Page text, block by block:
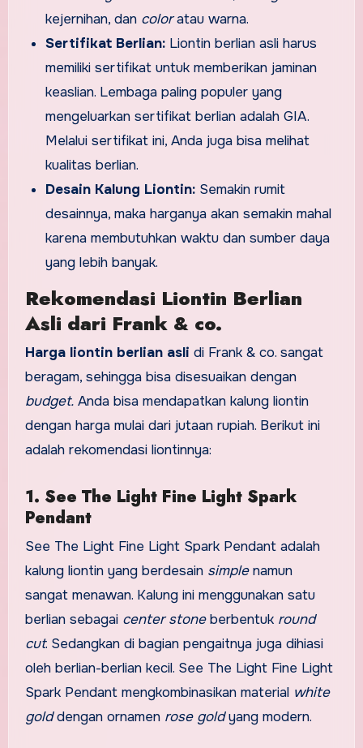
kejernihan, dan coloratau warna.
Sertifikat Berlian: Liontin berlian asli harus
memiliki sertifikat untuk memberikan jaminan
keaslian. Lembaga paling populer yang
mengeluarkan sertifikat berlian adalah GIA.
Melalui sertifikat ini, Anda juga bisa melihat
kualitas berlian.
Desain Kalung Liontin: Semakin rumit
desainnya, maka harganya akan semakin mahal
karena membutuhkan waktu dan sumber daya
yang lebih banyak.
Rekomendasi Liontin Berlian
Asli dari Frank & co.
Harga liontin berlian asli di Frank & co. sangat
beragam, sehingga bisa disesuaikan dengan
budget.Anda bisa mendapatkan kalung liontin
dengan harga mulai dari jutaan rupiah. Berikut ini
adalah rekomendasi liontinnya:
1. See The Light Fine Light Spark
Pendant
See The Light Fine Light Spark Pendant adalah
kalung liontin yang berdesain simplenamun
sangat menawan. Kalung ini menggunakan satu
berlian sebagai center stoneberbentuk round
cut. Sedangkan di bagian pengaitnya juga dihiasi
oleh berlian-berlian kecil. See The Light Fine Light
Spark Pendant mengkombinasikan material white
golddengan ornamen rose goldyang modern.